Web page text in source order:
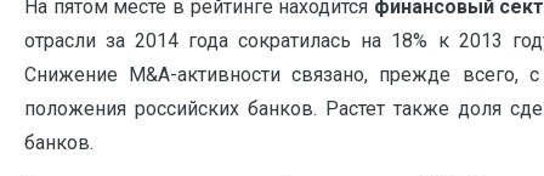
На пятом месте в рейтинге находится финансовый
отрасли за 2014 года сократилась на 18% к 2013
Снижение M&A-активности связано, прежде всего,
положения российских банков. Растет также доля
банков.